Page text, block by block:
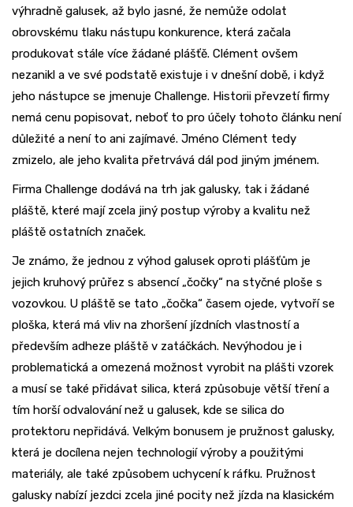
výhradně galusek, až bylo jasné, že nemůže odolat
obrovskému tlaku nástupu konkurence, která začala
produkovat stále více žádané plášťě. Clément ovšem
nezanikl a ve své podstatě existuje i v dnešní době, i když
jeho nástupce se jmenuje Challenge. Historii převzetí firmy
nemá cenu popisovat, neboť to pro účely tohoto článku není
důležité a není to ani zajímavé. Jméno Clément tedy
zmizelo, ale jeho kvalita přetrvává dál pod jiným jménem.
Firma Challenge dodává na trh jak galusky, tak i žádané
pláště, které mají zcela jiný postup výroby a kvalitu než
pláště ostatních značek.
Je známo, že jednou z výhod galusek oproti plášťům je
jejich kruhový průřez s absencí „čočky“ na styčné ploše s
vozovkou. U pláště se tato „čočka“ časem ojede, vytvoří se
ploška, která má vliv na zhoršení jízdních vlastností a
především adheze pláště v zatáčkách. Nevýhodou je i
problematická a omezená možnost vyrobit na plášti vzorek
a musí se také přidávat silica, která způsobuje větší tření a
tím horší odvalování než u galusek, kde se silica do
protektoru nepřidává. Velkým bonusem je pružnost galusky,
která je docílena nejen technologií výroby a použitými
materiály, ale také způsobem uchycení k ráfku. Pružnost
galusky nabízí jezdci zcela jiné pocity než jízda na klasickém